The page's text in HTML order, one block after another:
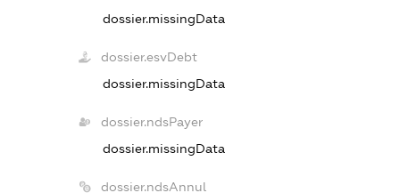
dossier.missingData
dossier.esvDebt
dossier.missingData
dossier.ndsPayer
dossier.missingData
dossier.ndsAnnul